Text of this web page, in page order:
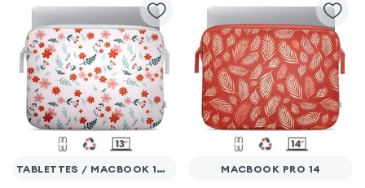
TABLETTES / MACBOOK 13'' MAX. MACBOOK PRO 14